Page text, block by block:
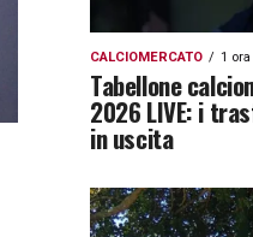
CALCIOMERCATO 1
Tabellone
2026 LIVE: i
in uscita